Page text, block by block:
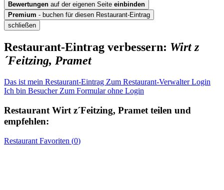
Bewertungen auf der eigenen Seite einbinden
Premium - buchen für diesen Restaurant-Eintrag
schließen
Restaurant-Eintrag verbessern: Wirt z
´Feitzing, Pramet
Das ist mein Restaurant-Eintrag Zum Restaurant-Verwalter Login
Ich bin Besucher Zum Formular ohne Login
Restaurant Wirt z´Feitzing, Pramet teilen und
empfehlen:
Restaurant Favoriten (0)